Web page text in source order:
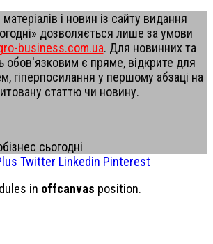
і новин із сайту видання
дозволяється лише за умови
business.com.ua. Для новинних та
обов'язковим є пряме, відкрите для
гіперпосилання у першому абзаці на
статтю чи новину.
сьогодні
Twitter Linkedin Pinterest
in offcanvas position.